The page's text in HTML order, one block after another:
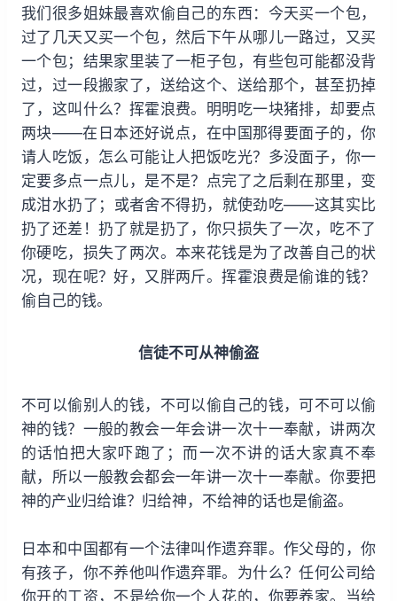
我们很多姐妹最喜欢偷自己的东西：今天买一个包，
过了几天又买一个包，然后下午从哪儿一路过，又买
一个包；结果家里装了一柜子包，有些包可能都没背
过，过一段搬家了，送给这个、送给那个，甚至扔掉
了，这叫什么？挥霍浪费。明明吃一块猪排，却要点
两块——在日本还好说点，在中国那得要面子的，你
请人吃饭，怎么可能让人把饭吃光？多没面子，你一
定要多点一点儿，是不是？点完了之后剩在那里，变
成泔水扔了；或者舍不得扔，就使劲吃——这其实比
扔了还差！扔了就是扔了，你只损失了一次，吃不了
你硬吃，损失了两次。本来花钱是为了改善自己的状
况，现在呢？好，又胖两斤。挥霍浪费是偷谁的钱？
偷自己的钱。
信徒不可从神偷盗
不可以偷别人的钱，不可以偷自己的钱，可不可以偷
神的钱？一般的教会一年会讲一次十一奉献，讲两次
的话怕把大家吓跑了；而一次不讲的话大家真不奉
献，所以一般教会都会一年讲一次十一奉献。你要把
神的产业归给谁？归给神，不给神的话也是偷盗。
日本和中国都有一个法律叫作遗弃罪。作父母的，你
有孩子，你不养他叫作遗弃罪。为什么？任何公司给
你开的工资，不是给你一个人花的，你要养家。当给